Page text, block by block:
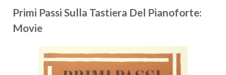
TASTI
PERCUSSIONI
Primi Passi Sulla Tastiera Del Pianoforte:
Movie